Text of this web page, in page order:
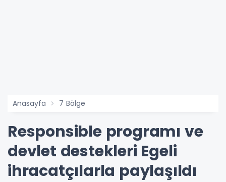
Anasayfa 7 Bölge
Responsible programı ve
devlet destekleri Egeli
ihracatçılarla paylaşıldı